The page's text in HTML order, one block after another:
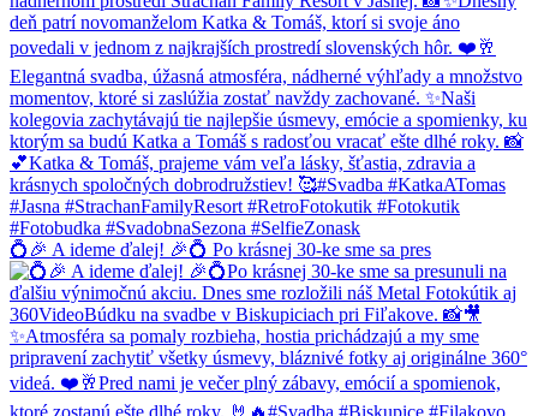
💍🎉 A ideme ďalej! 🎉💍 Po krásnej 30-ke sme sa pres